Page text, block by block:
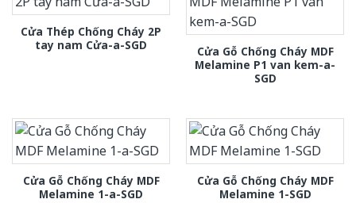
Cửa Thép Chống Cháy 2P
tay nam Cửa-a-SGD
Cửa Gỗ Chống Cháy MDF
Melamine P1 van kem-a-
SGD
Cửa Gỗ Chống Cháy MDF
Melamine 1-a-SGD
Cửa Gỗ Chống Cháy MDF
Melamine 1-SGD